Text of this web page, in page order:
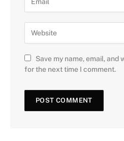
Save my name, email, and
for the next time I comment.